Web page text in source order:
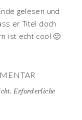
gelesen und
er Titel doch
ist echt cool 🙂
Erforderliche